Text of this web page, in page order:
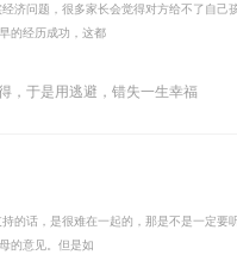
济问题，很多家长会觉得对方给不了自
的经历成功，这都
于是用逃避，错失一生幸福
的话，是很难在一起的，那是不是一定
的意见。但是如